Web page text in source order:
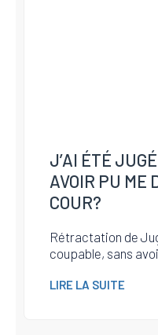
J’AI ÉTÉ
AVOIR PU ME
COUR?
Rétractation de
coupable, sans
LIRE LA SUITE